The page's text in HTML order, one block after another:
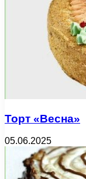
Торт «Весна»
05.06.2025